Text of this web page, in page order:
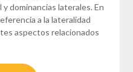
dominancias laterales. En
a la lateralidad
aspectos relacionados